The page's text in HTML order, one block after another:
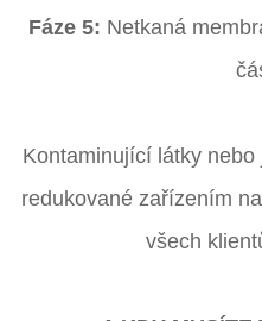
Fáze 5: Netkaná
Kontaminující látky
redukované zařízením
všech